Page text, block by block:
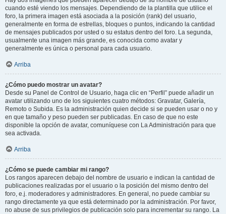
cuando esté viendo los mensajes. Dependiendo de la plantilla que utilice el
foro, la primera imagen está asociada a la posición (rank) del usuario,
generalmente en forma de estrellas, bloques o puntos, indicando la cantidad
de mensajes publicados por usted o su estatus dentro del foro. La segunda,
usualmente una imagen más grande, es conocida como avatar y
generalmente es única o personal para cada usuario.
Arriba
¿Cómo puedo mostrar un avatar?
Desde su Panel de Control de Usuario, haga clic en “Perfil” puede añadir un
avatar utilizando uno de los siguientes cuatro métodos: Gravatar, Galería,
Remoto o Subida. Es la administración quien decide si se pueden usar o no y
en que tamaño y peso pueden ser publicadas. En caso de que no este
disponible la opción de avatar, comuníquese con La Administración para que
sea activada.
Arriba
¿Cómo se puede cambiar mi rango?
Los rangos aparecen debajo del nombre de usuario e indican la cantidad de
publicaciones realizadas por el usuario o la posición del mismo dentro del
foro, e.j. moderadores y administradores. En general, no puede cambiar su
rango directamente ya que está determinado por la administración. Por favor,
no abuse de sus privilegios de publicación solo para incrementar su rango. La